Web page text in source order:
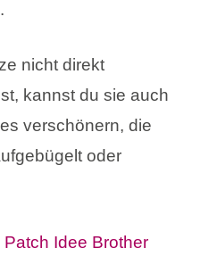
nicht direkt
kannst du sie auch
verschönern, die
oder